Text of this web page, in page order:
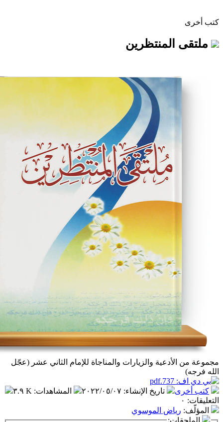
والزيارات والمناجاة للإمام الثاني عشر (عجّل
تاريخ الإنشاء:٢٠٢٢/٠٥/٠٧ المشاهدات:٣.٩ K
الموسوي